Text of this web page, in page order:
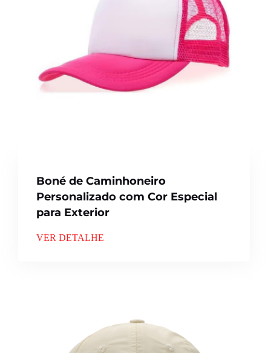
Boné de Caminhoneiro
Personalizado com Cor Especial
para Exterior
VER DETALHE